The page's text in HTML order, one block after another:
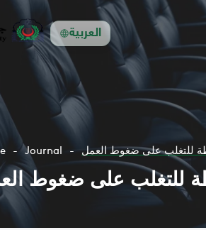
العربية
Journal للتغلب على ضغوط العمل
للتغلب على ضغوط